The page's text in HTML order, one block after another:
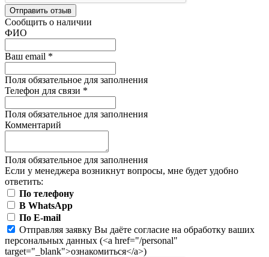
Отправить отзыв
Сообщить о наличии
ФИО
Ваш email *
Поля обязательное для заполнения
Телефон для связи *
Поля обязательное для заполнения
Комментарий
Поля обязательное для заполнения
Если у менеджера возникнут вопросы, мне будет удобно
ответить:
По телефону
В WhatsApp
По E-mail
Отправляя заявку Вы даёте согласие на обработку ваших
персональных данных (<a href="/personal"
target="_blank">ознакомиться</a>)